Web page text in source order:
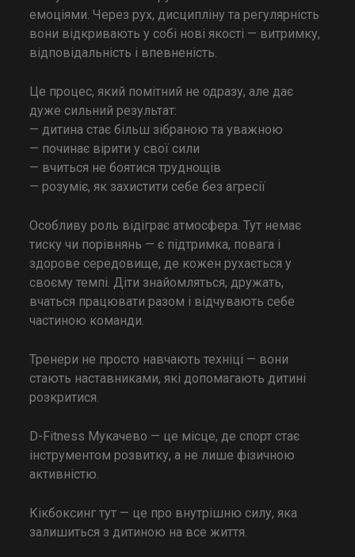
емоціями. Через рух, дисципліну та регулярність
вони відкривають у собі нові якості — витримку,
відповідальність і впевненість.
Це процес, який помітний не одразу, але дає
дуже сильний результат:
— дитина стає більш зібраною та уважною
— починає вірити у свої сили
— вчиться не боятися труднощів
— розуміє, як захистити себе без агресії
Особливу роль відіграє атмосфера. Тут немає
тиску чи порівнянь — є підтримка, повага і
здорове середовище, де кожен рухається у
своєму темпі. Діти знайомляться, дружать,
вчаться працювати разом і відчувають себе
частиною команди.
Тренери не просто навчають техніці — вони
стають наставниками, які допомагають дитині
розкритися.
D-Fitness Мукачево — це місце, де спорт стає
інструментом розвитку, а не лише фізичною
активністю.
Кікбоксинг тут — це про внутрішню силу, яка
залишиться з дитиною на все життя.